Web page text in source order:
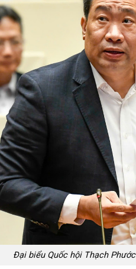
Đại biểu Quốc hội Thạch